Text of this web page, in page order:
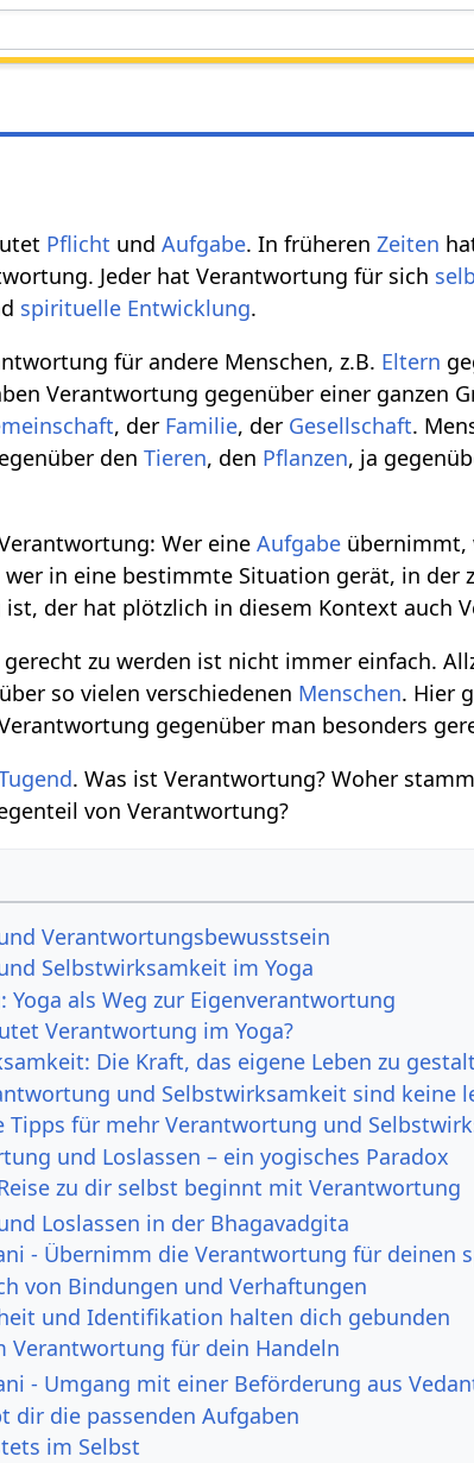
Pflicht undAufgabe. In früherenZeiten
Jeder hat Verantwortung für sich
spirituelle Entwicklung.
für andere Menschen, z.B. Eltern
Verantwortung gegenüber einer ganzen
, der Familie, der Gesellschaft.
denTieren, den Pflanzen, ja
Wer eineAufgabe übernimmt,
in eine bestimmte Situation gerät, in der
der hat plötzlich in diesem Kontext auch
zu werden ist nicht immer einfach.
so vielen verschiedenen Menschen. Hier
gegenüber man besonders
. Was ist Verantwortung? Woher
von Verantwortung?
Verantwortungsbewusstsein
Selbstwirksamkeit im Yoga
Yoga als Weg zur Eigenverantwortung
Verantwortung im Yoga?
Die Kraft, das eigene Leben zu
und Selbstwirksamkeit sind keine
Tipps für mehr Verantwortung und
und Loslassen – ein yogisches Paradox
zu dir selbst beginnt mit Verantwortung
Loslassen in der Bhagavadgita
- Übernimm die Verantwortung für deinen
von Bindungen und Verhaftungen
und Identifikation halten dich gebunden
Verantwortung für dein Handeln
- Umgang mit einer Beförderung aus
dir die passenden Aufgaben
im Selbst